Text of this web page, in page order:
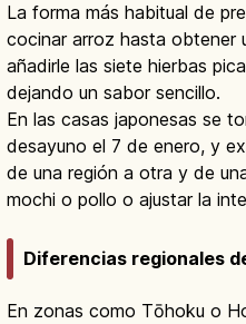
La forma más habitual de
cocinar arroz hasta obtener
añadirle las siete hierbas
dejando un sabor sencillo.
En las casas japonesas se
desayuno el 7 de enero, y
de una región a otra y de
mochi o pollo o ajustar la
Diferencias regionales
En zonas como Tōhoku o